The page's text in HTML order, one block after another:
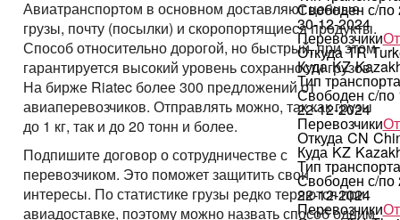
Свободен с/по
30-12-2024
Перевозчики
Откуда TR
Куда KZ
Тип транспорта
Свободен с/по
22-12-2024
Перевозчики
Откуда CN
Куда KZ
Тип транспорта
Свободен с/по
22-12-2024
Перевозчики
Авиатранспортом в основном доставляют ценные
грузы, почту (посылки) и скоропортящиеся продукты.
Способ относительно дорогой, но быстрый, при этом
гарантируется высокий уровень сохранности грузов.
На бирже Riatec более 300 предложений от
авиаперевозчиков. Отправлять можно, так как грузы
до 1 кг, так и до 20 тонн и более.
Подпишите договор о сотрудничестве с
перевозчиком. Это поможет защитить свои
интересы. По статистике грузы редко теряются при
авиадоставке, поэтому можно назвать способ одним